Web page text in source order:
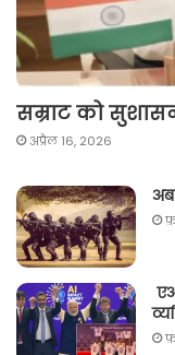
सम्राट को
अप्रैल 16, 2026
अब